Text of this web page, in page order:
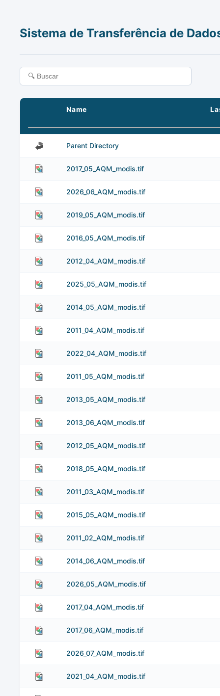
Sistema de Transferência de
Name
Parent Directory
2017_05_AQM_modis.tif
2026_06_AQM_modis.tif
2019_05_AQM_modis.tif
2016_05_AQM_modis.tif
2012_04_AQM_modis.tif
2025_05_AQM_modis.tif
2014_05_AQM_modis.tif
2011_04_AQM_modis.tif
2022_04_AQM_modis.tif
2011_05_AQM_modis.tif
2013_05_AQM_modis.tif
2013_06_AQM_modis.tif
2012_05_AQM_modis.tif
2018_05_AQM_modis.tif
2011_03_AQM_modis.tif
2015_05_AQM_modis.tif
2011_02_AQM_modis.tif
2014_06_AQM_modis.tif
2026_05_AQM_modis.tif
2017_04_AQM_modis.tif
2017_06_AQM_modis.tif
2026_07_AQM_modis.tif
2021_04_AQM_modis.tif